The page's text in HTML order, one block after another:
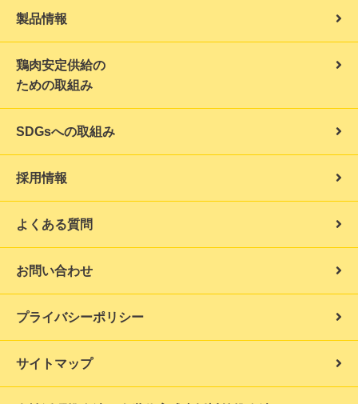
製品情報
鶏肉安定供給の
ための取組み
SDGsへの取組み
採用情報
よくある質問
お問い合わせ
プライバシーポリシー
サイトマップ